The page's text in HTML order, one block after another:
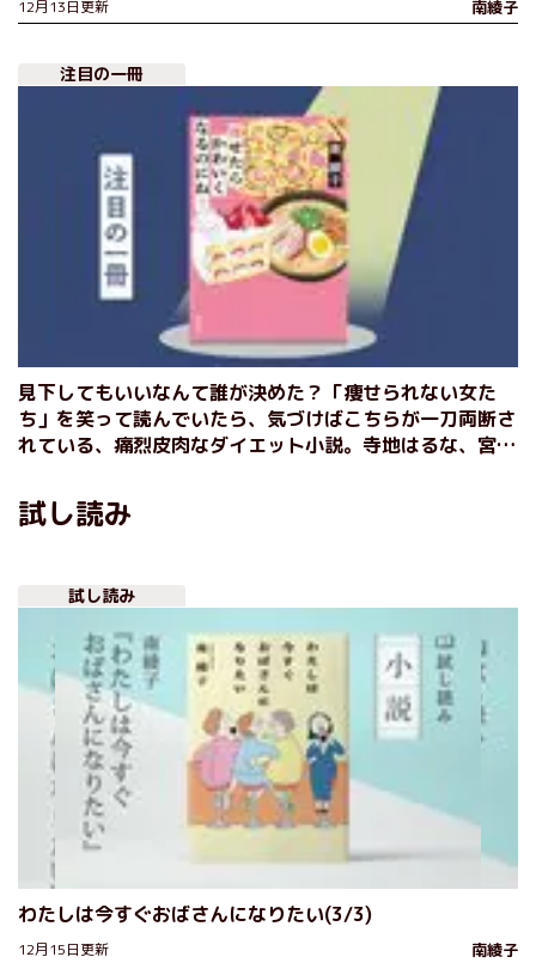
12月13日更新 南綾子
注目の一冊
見下してもいいなんて誰が決めた？「痩せられない女た
ち」を笑って読んでいたら、気づけばこちらが一刀両断さ
れている、痛烈皮肉なダイエット小説。寺地はるな、宮島
試し読み
試し読み
わたしは今すぐおばさんになりたい(3/3)
12月15日更新 南綾子